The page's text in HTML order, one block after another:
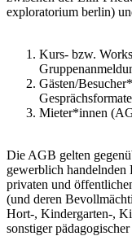
exploratorium berlin)
Kurs- bzw.
Gästen/
Mieter*innen
Die AGB gelten
gewerblich handelnden
privaten und
(und deren
Hort-, Kindergarten-,
sonstiger